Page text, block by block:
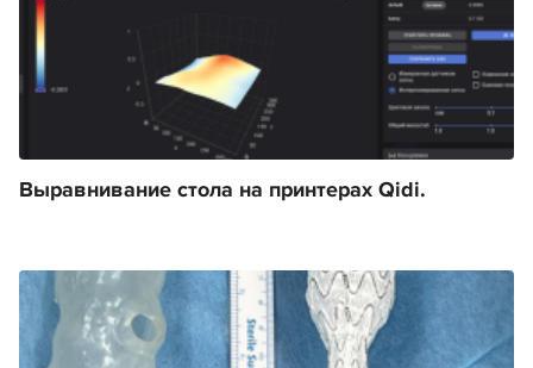
Выравнивание стола на принтерах Qidi.